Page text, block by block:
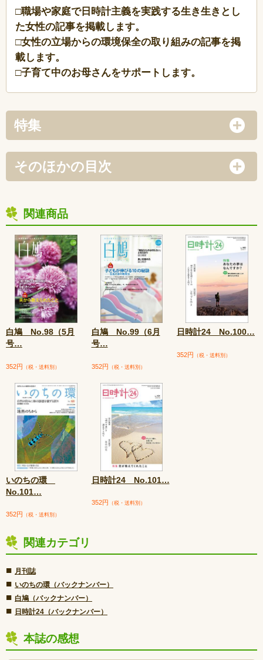
□職場や家庭で日時計主義を実践する生き生きとし
た女性の記事を掲載します。
□女性の立場からの環境保全の取り組みの記事を掲
載します。
□子育て中のお母さんをサポートします。
特集
そのほかの目次
関連商品
白鳩 No.98（5月
号…
352円 （税・送料別）
白鳩 No.99（6月
号…
352円 （税・送料別）
日時計24 No.100…
352円 （税・送料別）
いのちの環
No.101…
352円 （税・送料別）
日時計24 No.101…
352円 （税・送料別）
関連カテゴリ
■ 月刊誌
■ いのちの環（バックナンバー）
■ 白鳩（バックナンバー）
■ 日時計24（バックナンバー）
本誌の感想